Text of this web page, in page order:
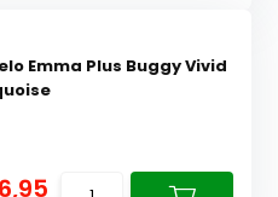
Emma Plus Buggy Vivid